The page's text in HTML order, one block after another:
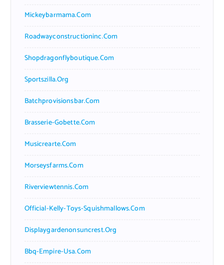
Mickeybarmama.com
Roadwayconstructioninc.com
Shopdragonflyboutique.com
Sportszilla.org
Batchprovisionsbar.com
Brasserie-Gobette.com
Musicrearte.com
Morseysfarms.com
Riverviewtennis.com
Official-Kelly-Toys-Squishmallows.com
Displaygardenonsuncrest.org
Bbq-Empire-Usa.com